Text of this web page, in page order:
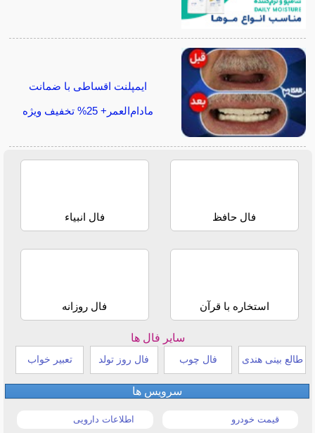
ایمپلنت اقساطی با ضمانت
مادام‌العمر+ 25% تخفیف ویژه
فال حافظ فال انبیاء
استخاره با قرآن فال روزانه
سایر فال ها
طالع بینی هندی فال چوب فال روز تولد تعبیر خواب
سرویس ها
قیمت خودرو اطلاعات دارویی